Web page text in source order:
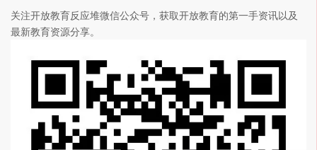
关注开放教育反应堆微信公众号，获取开放教育的第一手资讯以及
最新教育资源分享。